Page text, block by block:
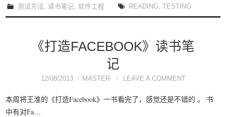
测试方法 ,读书笔记 ,软件工程 READING ,TESTING
《打造FACEBOOK》读书笔
记
12/08/2013 MASTER LEAVE A COMMENT
本周将王淮的《打造Facebook》一书看完了，感觉还是不错的 。 书
中有对Fa…